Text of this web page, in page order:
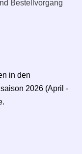
Bestellvorgang
in den
2026 (April -